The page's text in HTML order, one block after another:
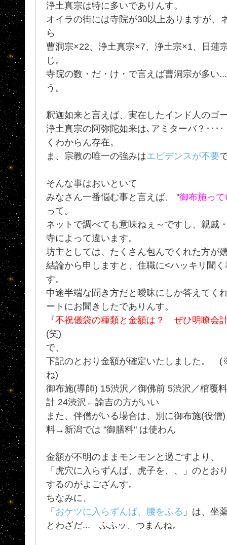
浄土真宗は特に多いでありんす。
オイラの街には寺院が30以上ありますが、
ら
曹洞宗×22、浄土真宗×7、浄土宗×1、日
じ。
寺院の数・だ・け・で言えば曹洞宗が多
う。
釈迦如来と言えば、実在したインド人のゴ
浄土真宗の阿弥陀如来は､アミターバ？･･
くわからん存在。
ま、宗教の唯一の強みはエビデンスが不要
そんな事はおいといて
みなさん一番悩む事と言えば、 "御布施っ
って。
ネットで調べても意味ねぇ～ですし、親戚
寺によって違います。
坊主としては、たくさん包んでくれた方が
結論から申しますと、住職に<ハッキリ聞
す。
中途半端な聞き方だと曖昧にしか答えてく
ートにお聞きしたでありんす。
『不祝儀袋の種類と金額は？ ぜひ明瞭会
(笑)
で、
下記のとおり金額が確定いたしました。
ね)
御布施(導師) 15渋沢／御佛前 5渋沢／棺覆
計 24渋沢←諭吉の方がいい
また、伴僧がいる場合は、別に御布施(役
料→新潟では "御膳料" は使わん
金額が不明のままモンモンと過ごすより、
「虎穴に入らずんば、虎子を、、」のとお
するのがよござんす。
ちなみに、
「 おケツに入らずんば、腰をふる 」は、坐
とわざだ... ふふッ、つまんね。